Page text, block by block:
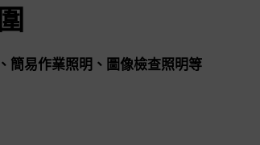
簡易作業照明、圖像檢查照明等